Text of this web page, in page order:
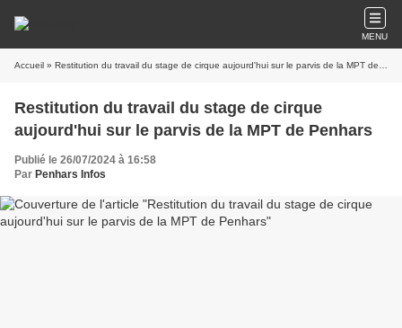
MENU
Accueil » Restitution du travail du stage de cirque aujourd'hui sur le parvis de la MPT de Penhars
Restitution du travail du stage de cirque
aujourd'hui sur le parvis de la MPT de Penhars
Publié le 26/07/2024 à 16:58
Par Penhars Infos